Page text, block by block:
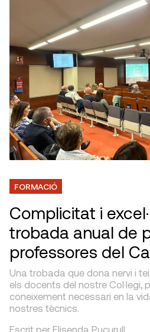
FORMACIÓ
Complicitat i
trobada anual de
professores del
Una trobada que dona nervi i
els docents del nostre Col·legi,
coneixement necessari en la
nostres tècnics.
Escrit per Elisenda Pucurull